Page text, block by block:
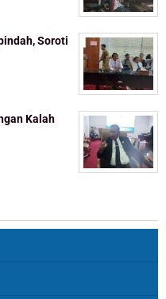
Soroti
Kalah